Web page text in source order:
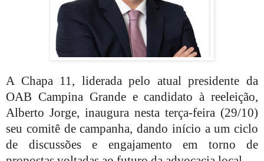
A Chapa 11, liderada pelo atual presidente da
OAB Campina Grande e candidato à reeleição,
Alberto Jorge, inaugura nesta terça-feira (29/10)
seu comitê de campanha, dando início a um ciclo
de discussões e engajamento em torno de